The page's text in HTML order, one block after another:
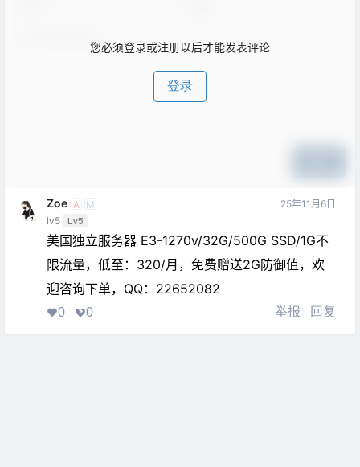
您必须登录或注册以后才能发表评论
登录
Zoe A
M
lv5 Lv5
25年11月6日
美国独立服务器 E3-1270v/32G/500G SSD/1G不
限流量，低至：320/月，免费赠送2G防御值，欢
迎咨询下单，QQ：22652082
0 0 举报 回复